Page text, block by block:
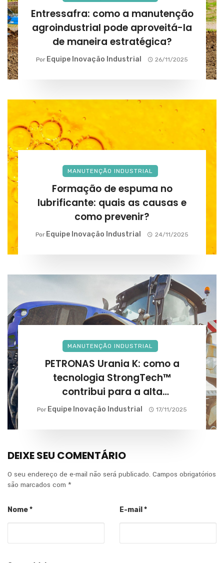
Entressafra: como a manutenção
agroindustrial pode aproveitá-la
de maneira estratégica?
Por Equipe Inovação Industrial 26/11/2025
MANUTENÇÃO INDUSTRIAL
Formação de espuma no
lubrificante: quais as causas e
como prevenir?
Por Equipe Inovação Industrial 24/11/2025
MANUTENÇÃO INDUSTRIAL
PETRONAS Urania K: como a
tecnologia StrongTech™
contribui para a alta
performance na agricultura?
Por Equipe Inovação Industrial 17/11/2025
DEIXE SEU COMENTÁRIO
O seu endereço de e-mail não será publicado. Campos obrigatórios
são marcados com *
Nome* E-mail *